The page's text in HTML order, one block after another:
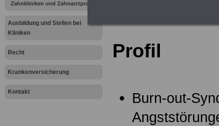
Zahnkliniken und Zahnarztpraxen
Ausbildung und Stellen bei
Kliniken
Recht
Krankenversicherung
Kontakt
.
Profil
Burn-out-